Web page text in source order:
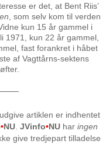
er det, at Bent Riis’
, som selv kom til verden
kun 15 år gammel i
1971, kun 22 år gammel,
fast forankret i håbet
af Vagttårns-sektens
artiklen er indhentet
•NU JVinfo•NU har ingen
give tredjepart tilladelse